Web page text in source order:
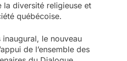
la diversité religieuse et
québécoise.
le nouveau
de l’ensemble des